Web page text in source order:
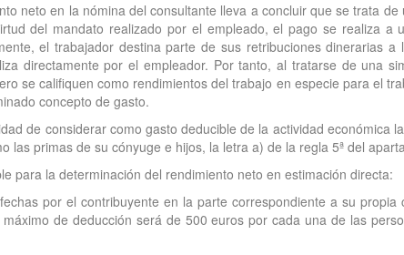
neto en la nómina del consultante lleva a concluir que se trata
del mandato realizado por el empleado, el pago se realiza a
el trabajador destina parte de sus retribuciones dinerarias
directamente por el empleador. Por tanto, al tratarse de una
se califiquen como rendimientos del trabajo en especie para el
concepto de gasto.
de considerar como gasto deducible de la actividad económica
las primas de su cónyuge e hijos, la letra a) de la regla 5ª del
para la determinación del rendimiento neto en estimación directa:
por el contribuyente en la parte correspondiente a su
de deducción será de 500 euros por cada una de las